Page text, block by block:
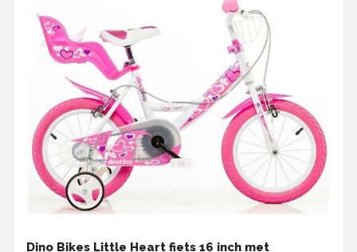
Dino Bikes Little Heart fiets 16 inch met